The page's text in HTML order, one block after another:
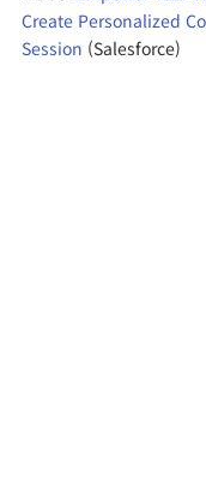
Create Personalized
Session (Salesforce)